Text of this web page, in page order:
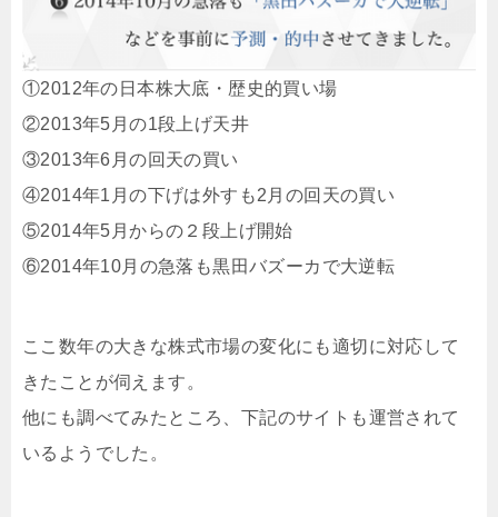
①2012年の日本株大底・歴史的買い場
②2013年5月の1段上げ天井
③2013年6月の回天の買い
④2014年1月の下げは外すも2月の回天の買い
⑤2014年5月からの２段上げ開始
⑥2014年10月の急落も黒田バズーカで大逆転
ここ数年の大きな株式市場の変化にも適切に対応して
きたことが伺えます。
他にも調べてみたところ、下記のサイトも運営されて
いるようでした。